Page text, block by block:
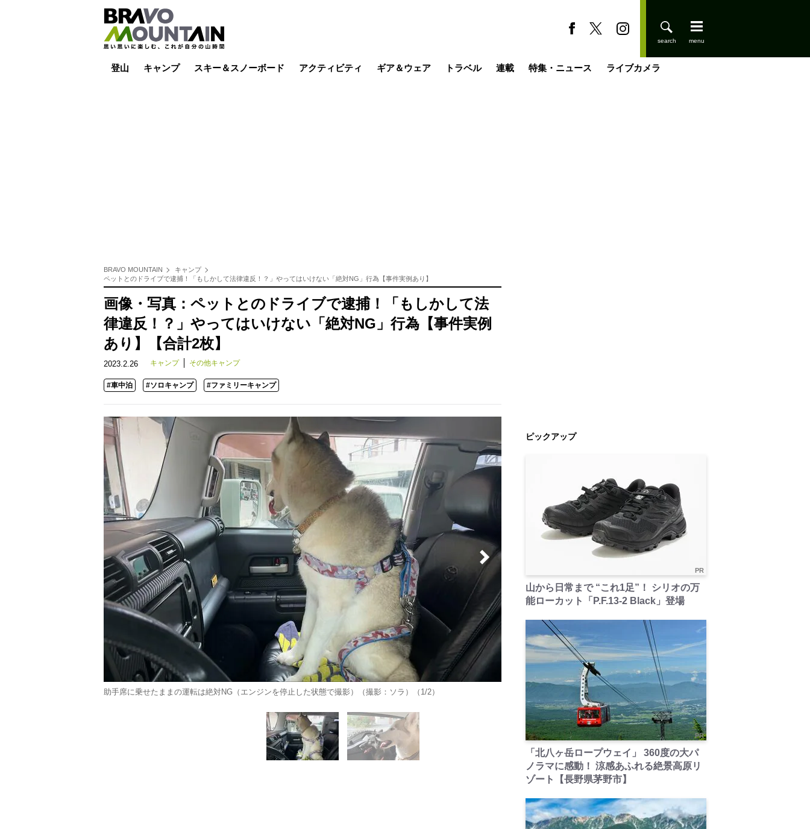
登山 キャンプ スキー＆スノーボード アクティビティ ギア＆ウェア トラベル 連載 特集・ニュース ライブカメラ
BRAVO MOUNTAIN
キャンプ
ペットとのドライブで逮捕！「もしかして法律違反！？」やってはいけない「絶対NG」行為【事件実例あり】
画像・写真：ペットとのドライブで逮捕！「もしかして法
律違反！？」やってはいけない「絶対NG」行為【事件実例
あり】【合計2枚】
2023.2.26 キャンプ その他キャンプ
#車中泊 #ソロキャンプ #ファミリーキャンプ
助手席に乗せたままの運転は絶対NG（エンジンを停止した状態で撮影）（撮影：ソラ）（1/2）
ピックアップ
PR
山から日常まで “これ1足”！ シリオの万
能ローカット「P.F.13-2 Black」登場
PR
「北八ヶ岳ロープウェイ」 360度の大パ
ノラマに感動！ 涼感あふれる絶景高原リ
ゾート【長野県茅野市】